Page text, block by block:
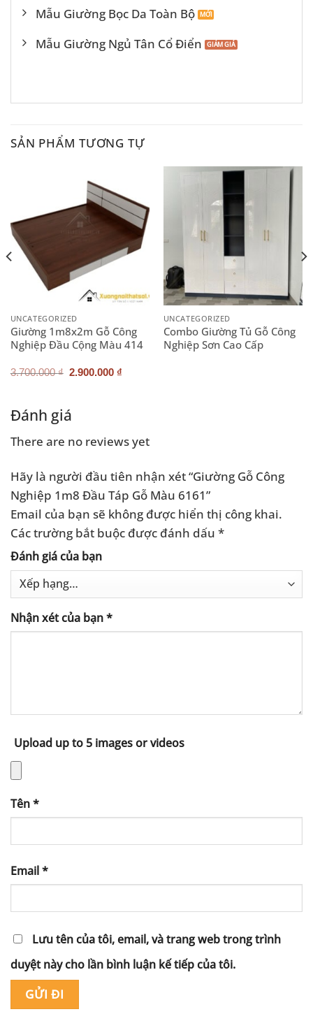
Mẫu Giường Bọc Da Toàn Bộ
Mẫu Giường Ngủ Tân Cổ Điển
SẢN PHẨM TƯƠNG TỰ
UNCATEGORIZED
Giường 1m8x2m Gỗ Công
Nghiệp Đầu Cộng Màu 414
3.700.000₫ Giá
2.900.000 ₫
UNCATEGORIZED
Combo Giường Tủ Gỗ Công
Nghiệp Sơn Cao Cấp
₫.
Đánh giá
There are no reviews yet
Hãy là người đầu tiên nhận xét “Giường Gỗ Công
Nghiệp 1m8 Đầu Táp Gỗ Màu 6161”
Email của bạn sẽ không được hiển thị công khai.
Các trường bắt buộc được đánh dấu *
Đánh giá của bạn
Nhận xét của bạn*
Upload up to 5 images or videos
Tên*
Email*
Lưu tên của tôi, email, và trang web trong trình
duyệt này cho lần bình luận kế tiếp của tôi.